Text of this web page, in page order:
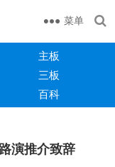
菜单
主板
三板
百科
演推介致辞